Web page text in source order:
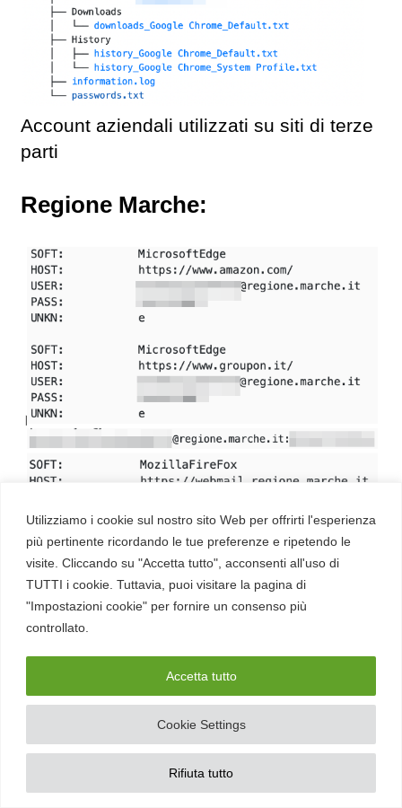
Utilizziamo i cookie sul nostro sito Web per offrirti l'esperienza
più pertinente ricordando le tue preferenze e ripetendo le
visite. Cliccando su "Accetta tutto", acconsenti all'uso di
TUTTI i cookie. Tuttavia, puoi visitare la pagina di
"Impostazioni cookie" per fornire un consenso più
controllato.
Cookie Settings
Rifiuta tutto
Accetta tutto
Account aziendali utilizzati su siti di terze
parti
Regione Marche:
Accesso alla mail aziendale e account
aziendali utilizzati su siti di terze parti